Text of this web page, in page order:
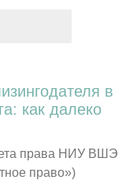
в
как далеко
права НИУ ВШЭ
право»)